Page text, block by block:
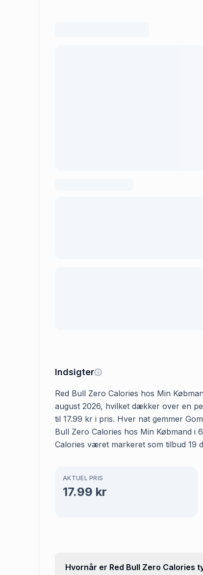
Indsigter
Red Bull Zero Calories hos Min
august 2026, hvilket dækker over en
til 17.99 kr i pris. Hver nat gemmer
Bull Zero Calories hos Min Købmand i
Calories været markeret som tilbud 19
AKTUEL PRIS
17.99 kr
Hvornår er Red Bull Zero Calories